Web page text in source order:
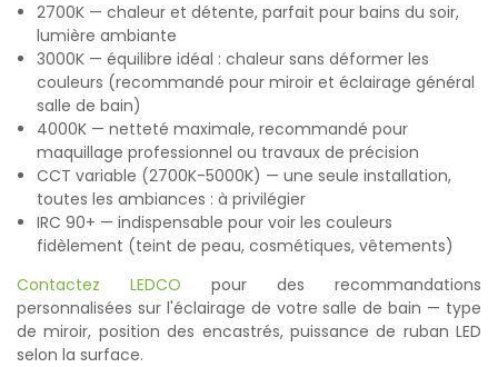
2700K — chaleur et détente, parfait pour bains du soir,
lumière ambiante
3000K — équilibre idéal : chaleur sans déformer les
couleurs (recommandé pour miroir et éclairage général
salle de bain)
4000K — netteté maximale, recommandé pour
maquillage professionnel ou travaux de précision
CCT variable (2700K-5000K) — une seule installation,
toutes les ambiances : à privilégier
IRC 90+ — indispensable pour voir les couleurs
fidèlement (teint de peau, cosmétiques, vêtements)
Contactez LEDCO pour des recommandations
personnalisées sur l'éclairage de votre salle de bain — type
de miroir, position des encastrés, puissance de ruban LED
selon la surface.